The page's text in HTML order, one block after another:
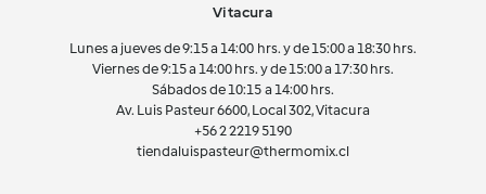
Vitacura
Lunes a jueves de 9:15 a 14:00 hrs. y de 15:00 a 18:30 hrs.
Viernes de 9:15 a 14:00 hrs. y de 15:00 a 17:30 hrs.
Sábados de 10:15 a 14:00 hrs.
Av. Luis Pasteur 6600, Local 302, Vitacura
+56 2 2219 5190
tiendaluispasteur@thermomix.cl